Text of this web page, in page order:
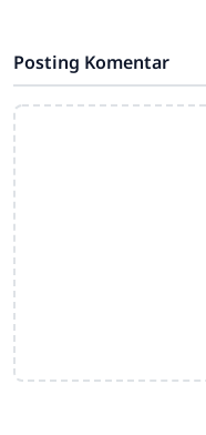
Posting Komentar